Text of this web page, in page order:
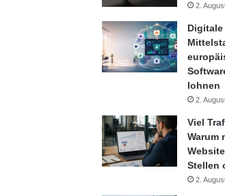
2.
lohnen
2.
Viel
Warum
Stellen
2.